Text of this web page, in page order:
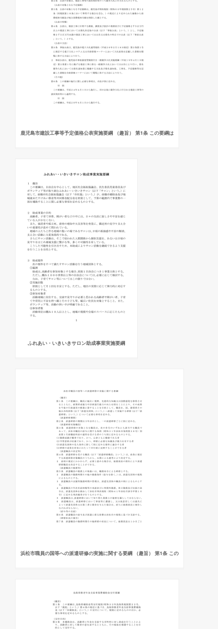
鹿児島市建設工事等予定価格公表実施要綱 （趣旨） 第1条 この要綱は
ふれあい・いきいきサロン助成事業実施要綱
浜松市職員の国等への派遣研修の実施に関する要綱 （趣旨） 第1条 この